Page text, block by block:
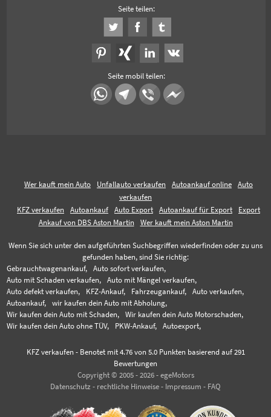
Seite teilen:
Seite mobil teilen:
Wer kauft mein Auto Unfallauto verkaufen Autoankauf online
Auto
verkaufen
KFZ verkaufen
Autoankauf Auto Export Autoankauf für Export
Export
Ankauf von DBS Aston Martin
Wer kauft mein Aston Martin
Wenn Sie sich unter den aufgeführten Suchbegriffen wiederfinden oder zu uns
gefunden haben, sind Sie richtig:
Gebrauchtwagenankauf,
Auto sofort verkaufen,
Auto mit Schaden verkaufen,
Auto mit Mängel verkaufen,
Auto defekt verkaufen,
KFZ-Ankauf, Fahrzeugankauf,
Auto verkaufen,
Autoankauf,
wir kaufen dein Auto mit Abholung,
Wir kaufen dein Auto mit Schaden,
Wir kaufen dein Auto Motorschaden,
Wir kaufen dein Auto ohne TÜV,
PKW-Ankauf, Autoexport,
KFZ verkaufen- Benotet mit 4.76von 5.0 Punkten basierend auf 291
Bewertungen
Copyright © 2005 - 2026 - egeMotors
Datenschutz - rechtliche Hinweise - Impressum - FAQ